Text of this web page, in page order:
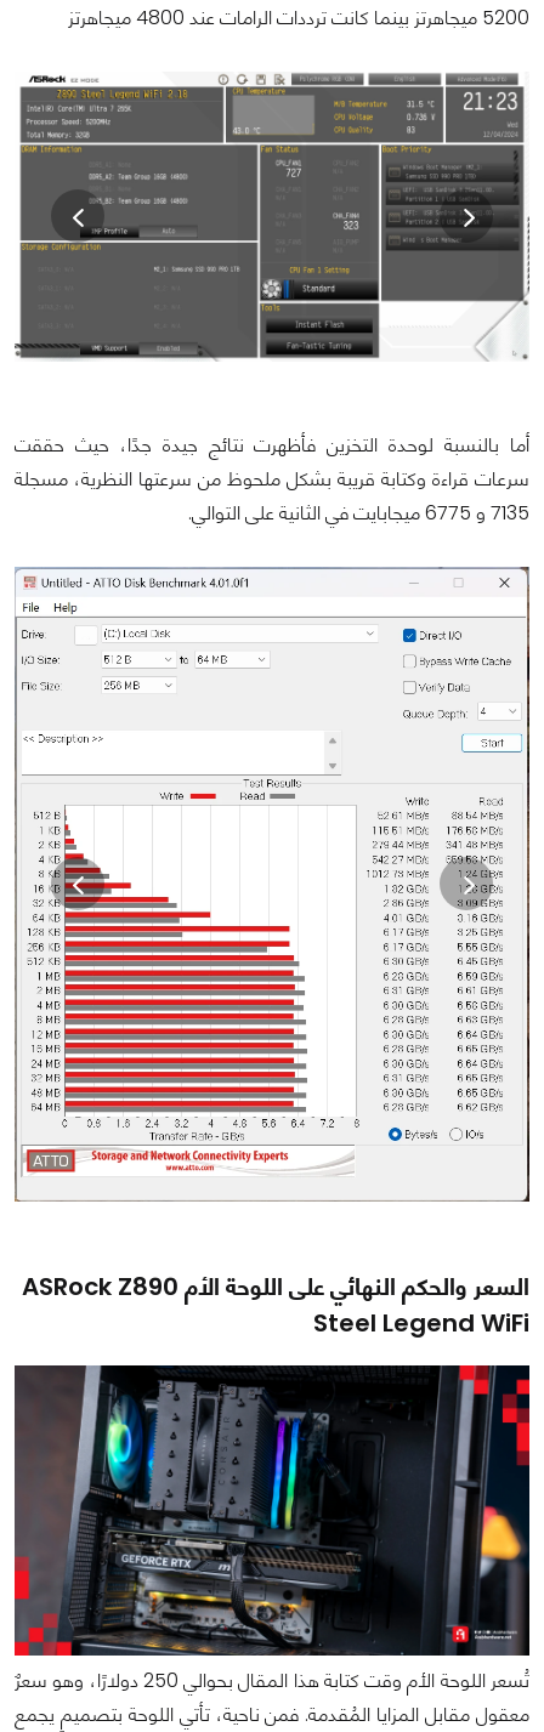
5200 ميجاهرتز بينما كانت ترددات الرامات عند 4800 ميجاهرتز
أما بالنسبة لوحدة التخزين فأظهرت نتائج جيدة جدًا، حيث حققت
سرعات قراءة وكتابة قريبة بشكل ملحوظ من سرعتها النظرية، مسجلة
7135 و 6775 ميجابايت في الثانية على التوالي.
السعر والحكم النهائي على اللوحة الأم ASRock Z890
Steel Legend WiFi
تُسعر اللوحة الأم وقت كتابة هذا المقال بحوالي 250 دولارًا، وهو سعرٌ
معقول مقابل المزايا المُقدمة. فمن ناحية، تأتي اللوحة بتصميمٍ يجمع